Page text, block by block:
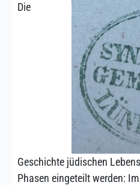
Die
Geschichte jüdischen
Phasen eingeteilt werden: